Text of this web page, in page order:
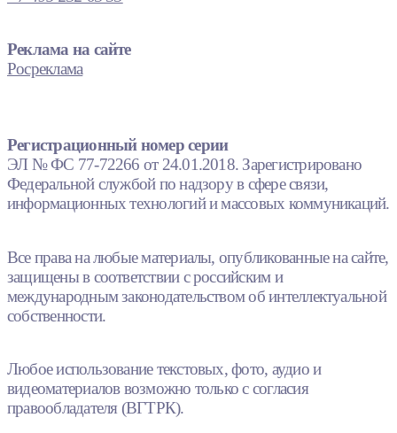
Реклама на сайте
Росреклама
Регистрационный номер серии
ЭЛ № ФС 77-72266 от 24.01.2018. Зарегистрировано
Федеральной службой по надзору в сфере связи,
информационных технологий и массовых коммуникаций.
Все права на любые материалы, опубликованные на сайте,
защищены в соответствии с российским и
международным законодательством об интеллектуальной
собственности.
Любое использование текстовых, фото, аудио и
видеоматериалов возможно только с согласия
правообладателя (ВГТРК).